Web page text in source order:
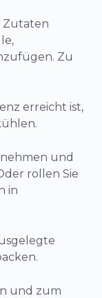
Zutaten
Zu
erreicht ist,
und
rollen Sie
in
und zum